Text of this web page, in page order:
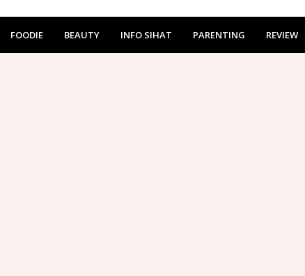
FOODIE BEAUTY INFO SIHAT PARENTING REVIEW